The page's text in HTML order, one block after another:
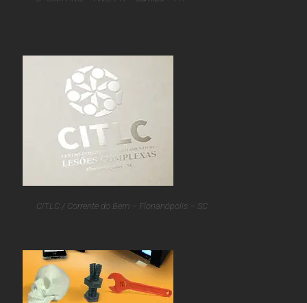
CITLC / Corrente do Bem – Florianópolis – SC